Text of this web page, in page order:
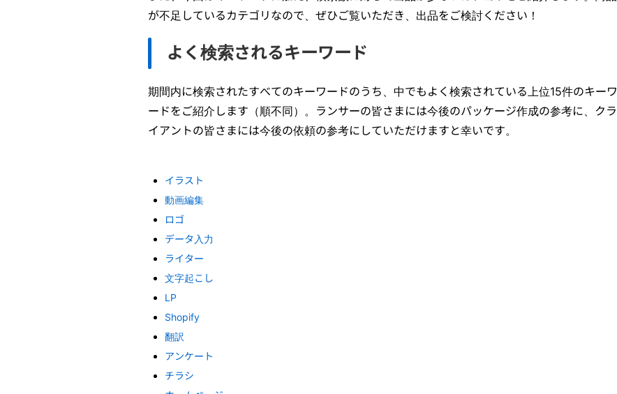
が不足しているカテゴリなので、ぜひご覧いただき、出品をご検討ください！
よく検索されるキーワード
期間内に検索されたすべてのキーワードのうち、中でもよく検索されている上位15件のキーワ
ードをご紹介します（順不同）。ランサーの皆さまには今後のパッケージ作成の参考に、クラ
イアントの皆さまには今後の依頼の参考にしていただけますと幸いです。
イラスト
動画編集
ロゴ
データ入力
ライター
文字起こし
LP
Shopify
翻訳
アンケート
チラシ